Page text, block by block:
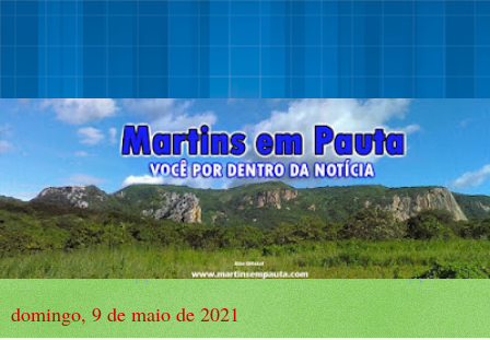
domingo, 9 de maio de 2021